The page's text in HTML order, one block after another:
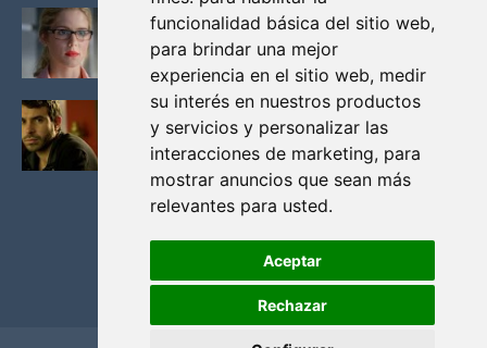
funcionalidad básica del sitio web,
para brindar una mejor
experiencia en el sitio web, medir
su interés en nuestros productos
y servicios y personalizar las
interacciones de marketing, para
mostrar anuncios que sean más
relevantes para usted.
Aceptar
Rechazar
FELICITY (EMILY BETT RICKARDS), LAS FOTOS
Noviembre 30, 2013
BLACK MIRROR: TODA TU HISTORIA. EPISODIO 3.
LA CRITICA
Mayo 17, 2012